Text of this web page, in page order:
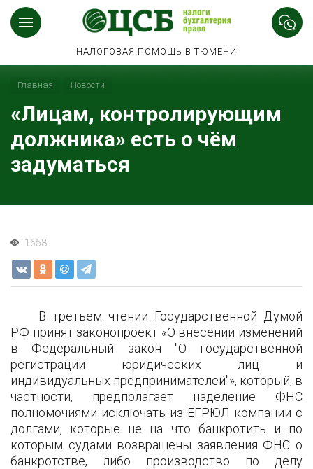
НАЛОГОВАЯ ПОМОЩЬ В ТЮМЕНИ
Главная Новости
«Лицам, контролирующим
должника» есть о чём
задуматься
1658
В третьем чтении Государственной Думой
РФ принят законопроект «О внесении изменений
в Федеральный закон "О государственной
регистрации юридических лиц и
индивидуальных предпринимателей"», который, в
частности, предполагает наделение ФНС
полномочиями исключать из ЕГРЮЛ компании с
долгами, которые не на что банкротить и по
которым судами возвращены заявления ФНС о
банкротстве, либо производство по делу